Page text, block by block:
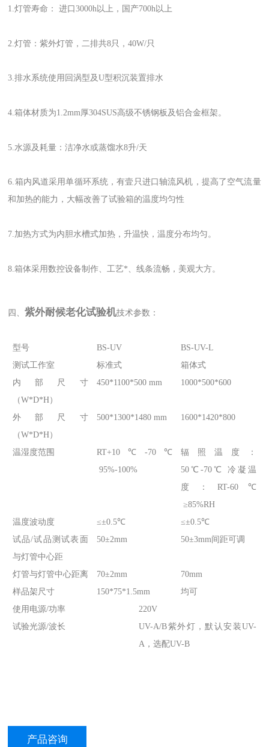
1.灯管寿命： 进口3000h以上，国产700h以上
2.灯管：紫外灯管，二排共8只，40W/只
3.排水系统使用回涡型及U型积沉装置排水
4.箱体材质为1.2mm厚304SUS高级不锈钢板及铝合金框架。
5.水源及耗量：洁净水或蒸馏水8升/天
6.箱内风道采用单循环系统，有壹只进口轴流风机，提高了空气流量
和加热的能力，大幅改善了试验箱的温度均匀性
7.加热方式为内胆水槽式加热，升温快，温度分布均匀。
8.箱体采用数控设备制作、工艺*、线条流畅，美观大方。
四、紫外耐候老化试验机技术参数：
型号 BS-UV
BS-UV-L
测试工作室
标准式
箱体式
内部尺寸
（W*D*H）
450*1100*500 mm 1000*500*600
外部尺寸
（W*D*H）
500*1300*1480 mm 1600*1420*800
温湿度范围
RT+10℃-70℃
95%-100%
辐照温度：
50℃-70℃ 冷凝温
度：RT-60℃
≥85%RH
温度波动度
≤±0.5℃
≤±0.5℃
试品/试品测试表面
与灯管中心距
50±2mm 50±3mm间距可调
灯管与灯管中心距离 70±2mm
70mm
样品架尺寸
150*75*1.5mm
均可
使用电源/功率
220V
试验光源/波长
UV-A/B紫外灯，默认安装UV-
A，选配UV-B
产品咨询